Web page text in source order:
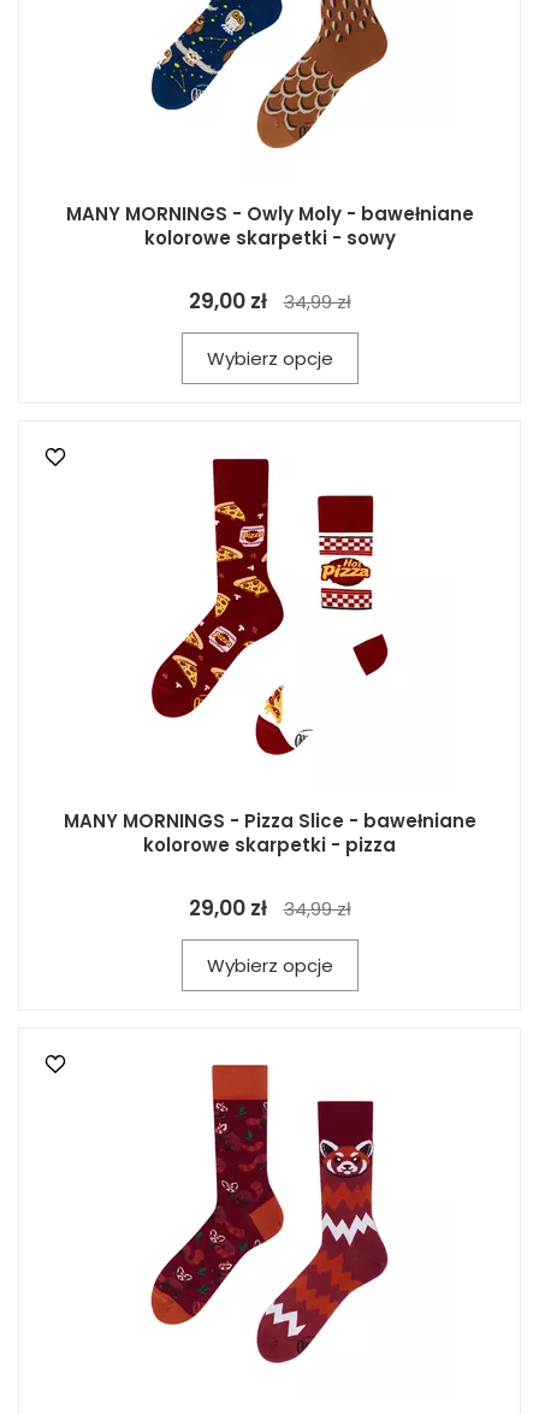
MANY MORNINGS - Owly Moly - bawełniane
kolorowe skarpetki - sowy
29,00 zł 34,99 zł
Wybierz opcje
MANY MORNINGS - Pizza Slice - bawełniane
kolorowe skarpetki - pizza
29,00 zł 34,99 zł
Wybierz opcje